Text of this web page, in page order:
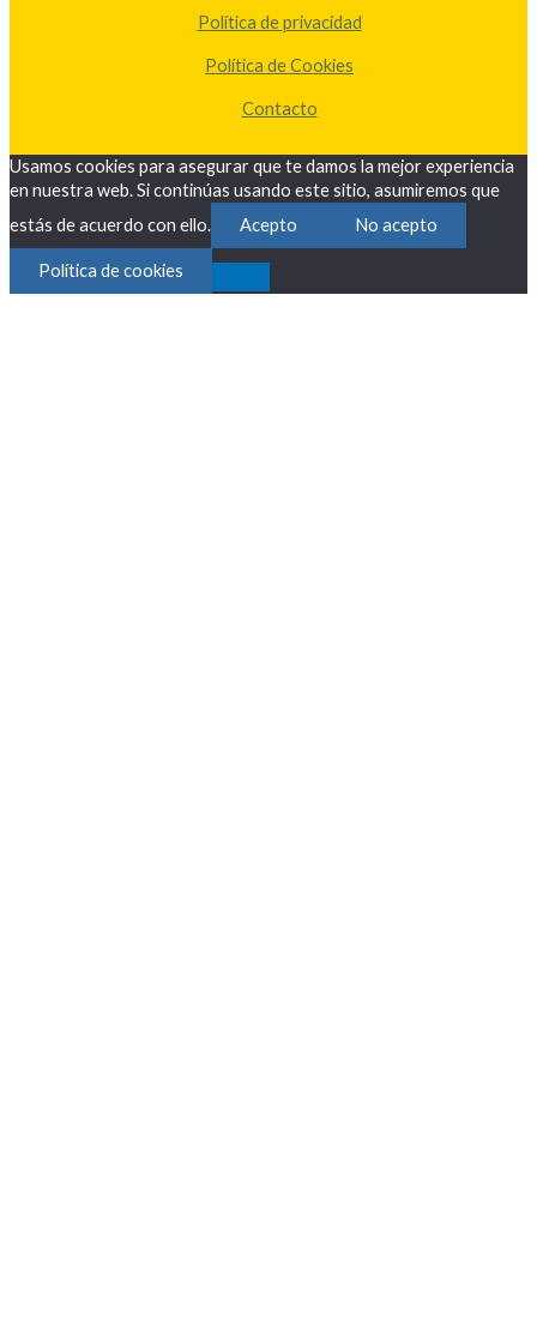
Política de privacidad
Política de Cookies
Contacto
Usamos cookies para asegurar que te damos la mejor experiencia
en nuestra web. Si continúas usando este sitio, asumiremos que
estás de acuerdo con ello.
Acepto No acepto
Política de cookies